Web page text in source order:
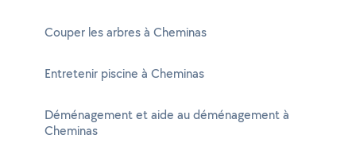
Couper les arbres à Cheminas
Entretenir piscine à Cheminas
Déménagement et aide au déménagement à
Cheminas